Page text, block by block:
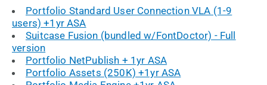
Portfolio Standard User Connection VLA (1-9
users) +1yr ASA
Suitcase Fusion (bundled w/FontDoctor) - Full
version
Portfolio NetPublish + 1yr ASA
Portfolio Assets (250K) +1yr ASA